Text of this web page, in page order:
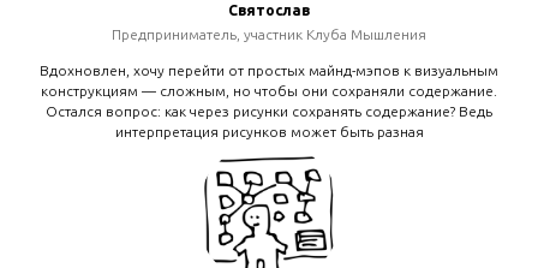
Святослав
Предприниматель, участник Клуба Мышления
Вдохновлен, хочу перейти от простых майнд-мэпов к визуальным
конструкциям — сложным, но чтобы они сохраняли содержание.
Остался вопрос: как через рисунки сохранять содержание? Ведь
интерпретация рисунков может быть разная